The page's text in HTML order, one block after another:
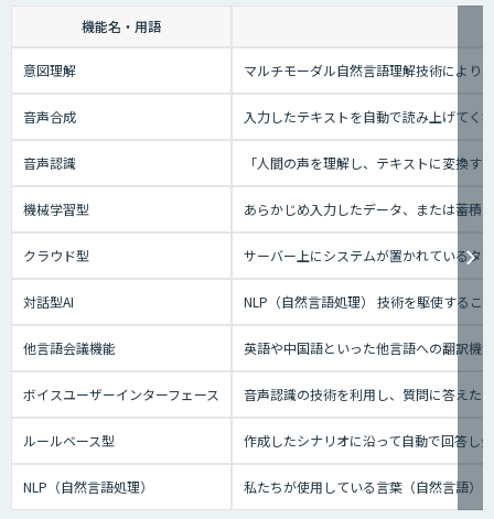
機能名・用語
意図理解 マルチモーダル自然言語理解技術により
音声合成 入力したテキストを自動で読み上げてく
音声認識 「人間の声を理解し、テキストに変換
機械学習型 あらかじめ入力したデータ、または蓄積
クラウド型 サーバー上にシステムが置かれているタ
対話型AI NLP（自然言語処理） 技術を駆使するこ
他言語会議機能 英語や中国語といった他言語への翻訳機
ボイスユーザーインターフェース 音声認識の技術を利用し、質問に答えた
ルールベース型 作成したシナリオに沿って自動で回答し
NLP（自然言語処理） 私たちが使用している言葉（自然言語）